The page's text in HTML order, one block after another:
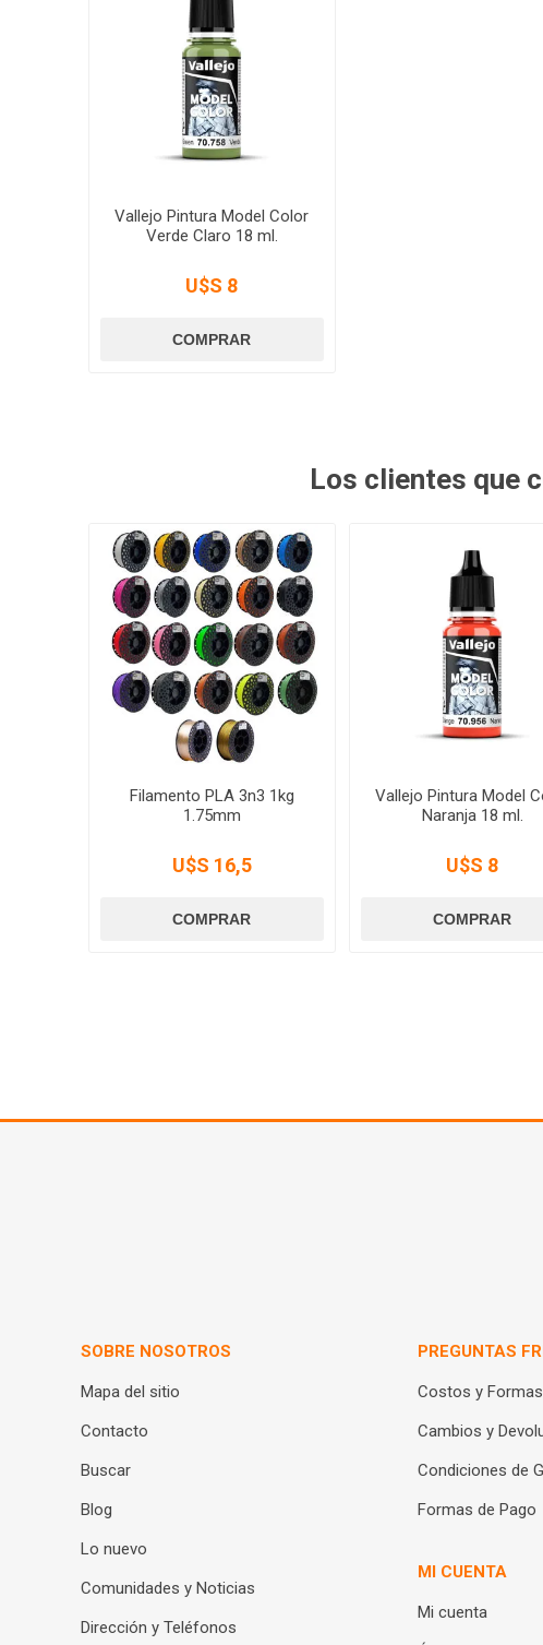
Vallejo Pintura Model Color
Verde Claro 18 ml.
U$S 8
Los clientes que
Filamento PLA 3n3 1kg
1.75mm
U$S 16,5
Vallejo Pintura Model
Naranja 18 ml.
U$S 8
SOBRE NOSOTROS
Mapa del sitio
Contacto
Buscar
Blog
Lo nuevo
Comunidades y Noticias
Dirección y Teléfonos
PREGUNTAS
Costos y
Cambios y
Condiciones de
Formas de Pago
MI CUENTA
Mi cuenta